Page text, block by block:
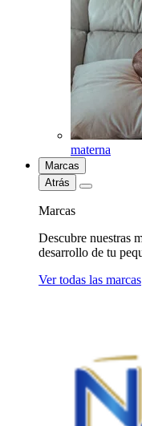
materna
Marcas
Atrás
Marcas
Descubre nuestras
desarrollo de tu
Ver todas las marcas